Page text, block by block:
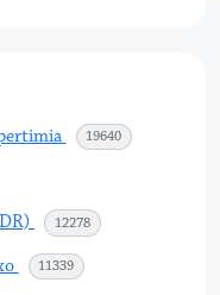
19640acessos
12278acessos
11339acessos